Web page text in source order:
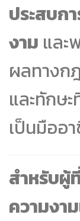
ประสบก
งาม แล
ผลทางก
และทักษ
เป็นมืออ
สำหรับผู้
ความงา